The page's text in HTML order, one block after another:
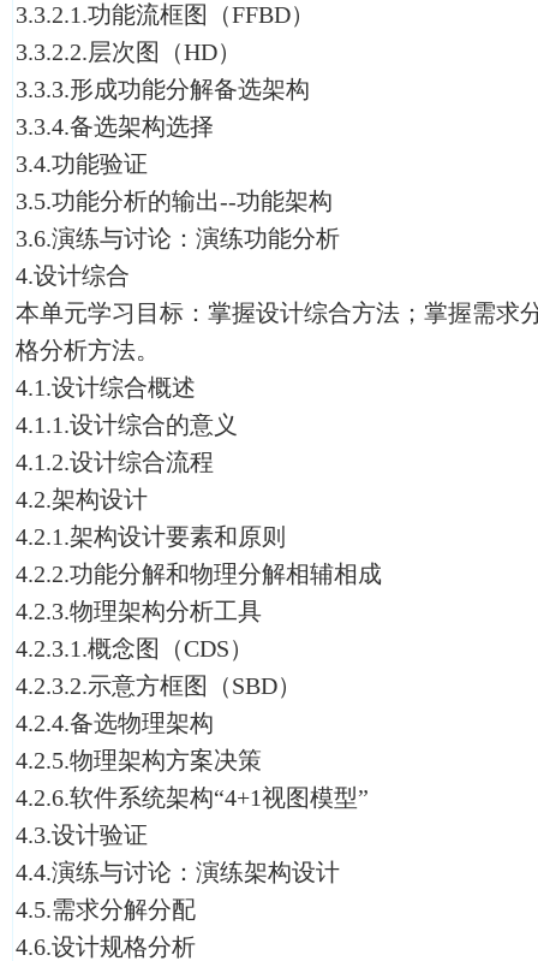
3.3.2.1.功能流框图（FFBD）
3.3.2.2.层次图（HD）
3.3.3.形成功能分解备选架构
3.3.4.备选架构选择
3.4.功能验证
3.5.功能分析的输出--功能架构
3.6.演练与讨论：演练功能分析
4.设计综合
本单元学习目标：掌握设计综合方法；掌握需求
格分析方法。
4.1.设计综合概述
4.1.1.设计综合的意义
4.1.2.设计综合流程
4.2.架构设计
4.2.1.架构设计要素和原则
4.2.2.功能分解和物理分解相辅相成
4.2.3.物理架构分析工具
4.2.3.1.概念图（CDS）
4.2.3.2.示意方框图（SBD）
4.2.4.备选物理架构
4.2.5.物理架构方案决策
4.2.6.软件系统架构“4+1视图模型”
4.3.设计验证
4.4.演练与讨论：演练架构设计
4.5.需求分解分配
4.6.设计规格分析